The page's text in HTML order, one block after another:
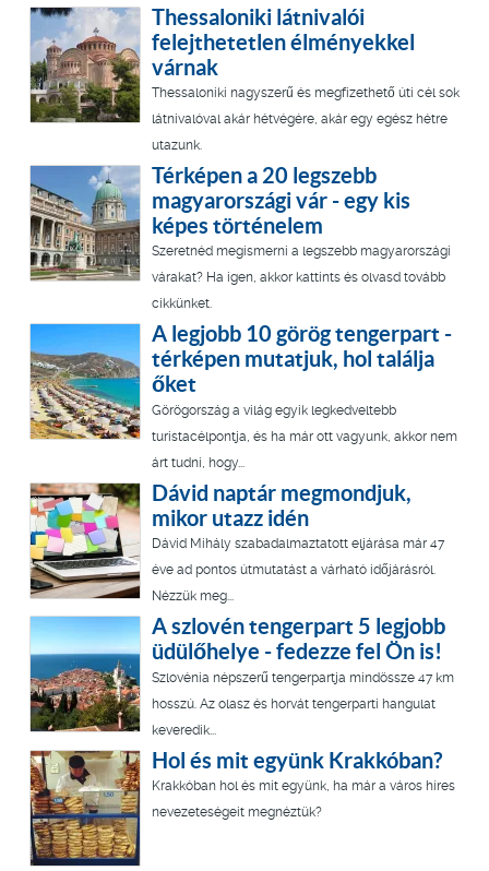
Thessaloniki látnivalói
felejthetetlen élményekkel
várnak
Thessaloniki nagyszerű és megfizethető úti cél sok
látnivalóval akár hétvégére, akár egy egész hétre
utazunk.
Térképen a 20 legszebb
magyarországi vár - egy kis
képes történelem
Szeretnéd megismerni a legszebb magyarországi
várakat? Ha igen, akkor kattints és olvasd tovább
cikkünket.
A legjobb 10 görög tengerpart -
térképen mutatjuk, hol találja
őket
Görögország a világ egyik legkedveltebb
turistacélpontja, és ha már ott vagyunk, akkor nem
árt tudni, hogy...
Dávid naptár megmondjuk,
mikor utazz idén
Dávid Mihály szabadalmaztatott eljárása már 47
éve ad pontos útmutatást a várható időjárásról.
Nézzük meg...
A szlovén tengerpart 5 legjobb
üdülőhelye - fedezze fel Ön is!
Szlovénia népszerű tengerpartja mindössze 47 km
hosszú. Az olasz és horvát tengerparti hangulat
keveredik...
Hol és mit együnk Krakkóban?
Krakkóban hol és mit együnk, ha már a város híres
nevezeteségeit megnéztük?